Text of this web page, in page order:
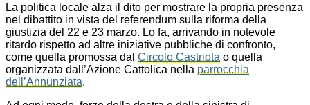
La politica locale alza il dito per mostrare la propria presenza
nel dibattito in vista del referendum sulla riforma della
giustizia del 22 e 23 marzo. Lo fa, arrivando in notevole
ritardo rispetto ad altre iniziative pubbliche di confronto,
come quella promossa dal Circolo Castriota o quella
organizzata dall’Azione Cattolica nella parrocchia
dell’Annunziata.